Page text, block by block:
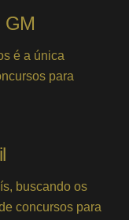
GM
é a única
para
buscando os
concursos para